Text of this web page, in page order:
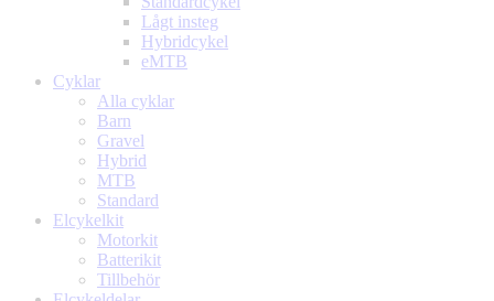
Lågt insteg
Hybridcykel
eMTB
Cyklar
Alla cyklar
Barn
Gravel
Hybrid
MTB
Standard
Elcykelkit
Motorkit
Batterikit
Tillbehör